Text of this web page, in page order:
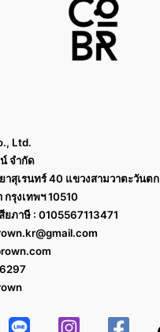
Ltd.
จำกัด
สุเรนทร์ 40 แขวงสามวาตะวันตก
กรุงเทพฯ 10510
ยภาษี : 0105567113471